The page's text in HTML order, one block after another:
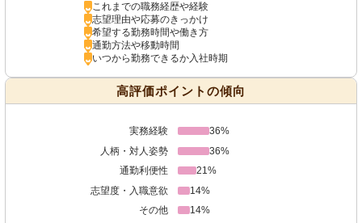
これまでの職務経歴や経験
志望理由や応募のきっかけ
希望する勤務時間や働き方
通勤方法や移動時間
いつから勤務できるか入社時期
高評価ポイントの傾向
実務経験
36%
人柄・対人姿勢
36%
通勤利便性
21%
志望度・入職意欲
14%
その他
14%